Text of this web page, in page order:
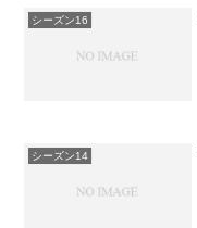
シーズン16
シーズン14